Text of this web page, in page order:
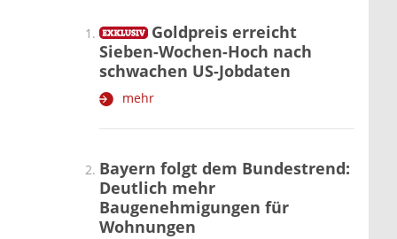
Goldpreis erreicht
Sieben-Wochen-Hoch nach
schwachen US-Jobdaten
mehr
Bayern folgt dem Bundestrend:
Deutlich mehr
Baugenehmigungen für
Wohnungen